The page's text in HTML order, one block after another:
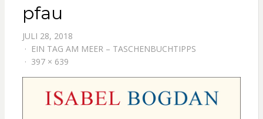
pfau
JULI 28, 2018
EIN TAG AM MEER – TASCHENBUCHTIPPS
397 × 639